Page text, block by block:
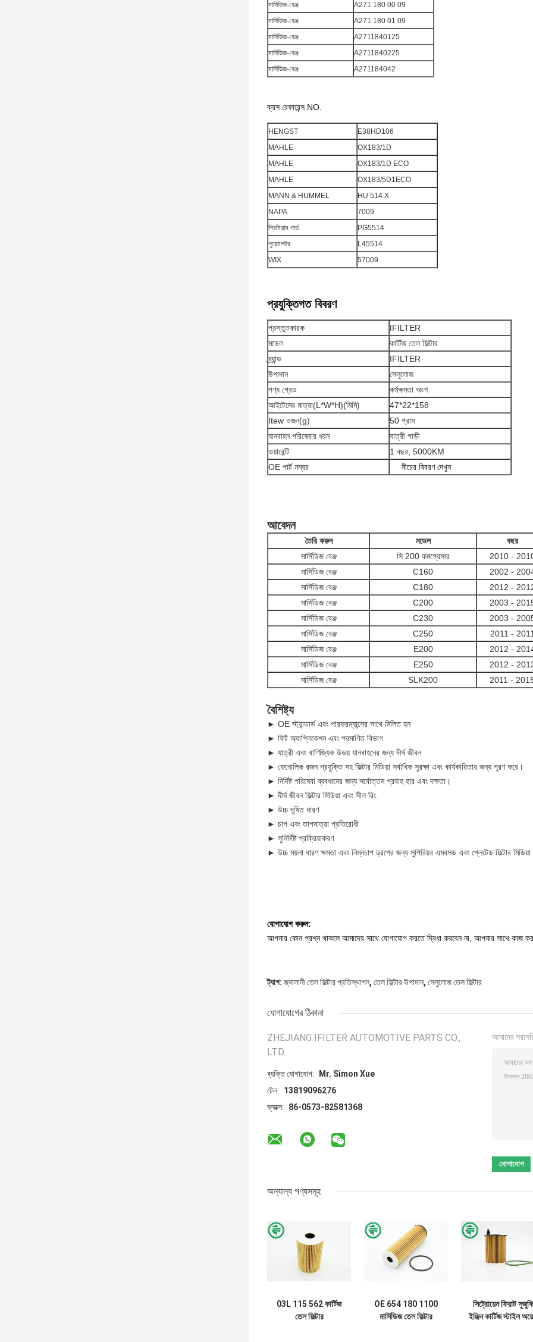
মার্সিডিজ-বেঞ্জ
A271 180 00 09
মার্সিডিজ-বেঞ্জ
A271 180 01 09
মার্সিডিজ-বেঞ্জ
A2711840125
মার্সিডিজ-বেঞ্জ
A2711840225
মার্সিডিজ-বেঞ্জ
A271184042
ক্রস রেফারেন্স NO.
HENGST
E38HD106
MAHLE
OX183/1D
MAHLE
OX183/1D ECO
MAHLE
OX183/5D1ECO
MANN & HUMMEL
HU 514 X
NAPA
7009
প্রিমিয়াম গার্ড
PG5514
পুরোলেটর
L45514
WIX
57009
প্রযুক্তিগত বিবরণ
প্রস্তুতকারক
IFILTER
মডেল
কার্টিজ তেল ফিল্টার
ব্র্যান্ড
IFILTER
উপাদান
সেলুলোজ
পণ্য গ্রেড
কর্মক্ষমতা অংশ
আইটেমের মাত্রা(L*W*H)(মিমি)
47*22*158
Itew ওজন(g)
50 গ্রাম
যানবাহন পরিষেবার ধরন
যাত্রী গাড়ী
ওয়ারেন্টি
1 বছর, 5000KM
OE পার্ট নম্বর
নীচের বিবরণ দেখুন
আবেদন
তৈরি করুন মডেল বছর
মার্সিডিজ বেঞ্জ
সি 200 কমপ্রেসার 2010 -
মার্সিডিজ বেঞ্জ
C160 2002 -
মার্সিডিজ বেঞ্জ
C180 2012 -
মার্সিডিজ বেঞ্জ
C200 2003 -
মার্সিডিজ বেঞ্জ
C230 2003 -
মার্সিডিজ বেঞ্জ
C250 2011 -
মার্সিডিজ বেঞ্জ
E200 2012 -
মার্সিডিজ বেঞ্জ
E250 2012 -
মার্সিডিজ বেঞ্জ
SLK200 2011 -
বৈশিষ্ট্য
► OE স্ট্যান্ডার্ড এবং পারফরম্যান্সের সাথে মিলিত হন
► ফিট অ্যাপ্লিকেশন এবং প্রমাণিত বিভাগ
► যাত্রী এবং বাণিজ্যিক উভয় যানবাহনের জন্য দীর্ঘ জীবন
► ফেনোলিক রজন প্রযুক্তি সহ ফিল্টার মিডিয়া সর্বাধিক সুরক্ষা এবং কার্যকারিতার জন্য পূরণ করে।
► নির্দিষ্ট পরিষেবা ব্যবধানের জন্য সর্বোত্তম প্রবাহ হার এবং দক্ষতা।
► দীর্ঘ জীবন ফিল্টার মিডিয়া এবং সীল রিং.
► উচ্চ দূষিত ধারণ
► চাপ এবং তাপমাত্রা প্রতিরোধী
► সুনির্দিষ্ট প্রক্রিয়াকরণ
► উচ্চ ময়লা ধারণ ক্ষমতা এবং নিম্নচাপ ড্রপের জন্য সুপিরিয়র এমবসড এবং প্লেটেড ফিল্টার মিডিয়া
যোগাযোগ করুন:
আপনার কোন প্রশ্ন থাকলে আমাদের সাথে যোগাযোগ করতে দ্বিধা করবেন না, আপনার সাথে কাজ
ট্যাগ: জ্বালানী তেল ফিল্টার প্রতিস্থাপন, তেল ফিল্টার উপাদান, সেলুলোজ তেল ফিল্টার
যোগাযোগের ঠিকানা
ZHEJIANG IFILTER AUTOMOTIVE PARTS CO.,
LTD.
ব্যক্তি যোগাযোগ:
Mr. Simon Xue
টেল:
13819096276
ফ্যাক্স:
86-0573-82581368
আমাদের
অন্যান্য পণ্যসমূহ
03L 115 562 কার্টিজ
তেল ফিল্টার
OE 654 180 1100
মার্সিডিজ তেল ফিল্টার
সিট্রোয়েন ফিয়াট সুজুকি
ইঞ্জিন কার্টিজ স্টাইল